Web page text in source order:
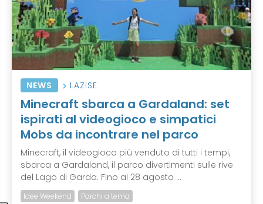
NEWS LAZISE
Minecraft sbarca a Gardaland: set
ispirati al videogioco e simpatici
Mobs da incontrare nel parco
Minecraft, il videogioco più venduto di tutti i tempi,
sbarca a Gardaland, il parco divertimenti sulle rive
del Lago di Garda. Fino al 28 agosto ...
Idee Weekend Parchi a tema